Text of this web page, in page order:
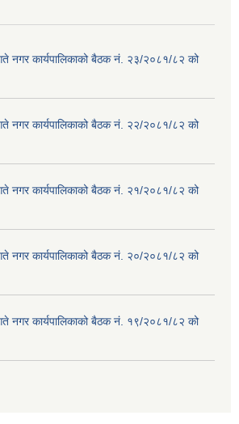
नगर कार्यपालिकाको बैठक नं. २३/२०८१/८२ को
नगर कार्यपालिकाको बैठक नं. २२/२०८१/८२ को
नगर कार्यपालिकाको बैठक नं. २१/२०८१/८२ को
नगर कार्यपालिकाको बैठक नं. २०/२०८१/८२ को
नगर कार्यपालिकाको बैठक नं. १९/२०८१/८२ को